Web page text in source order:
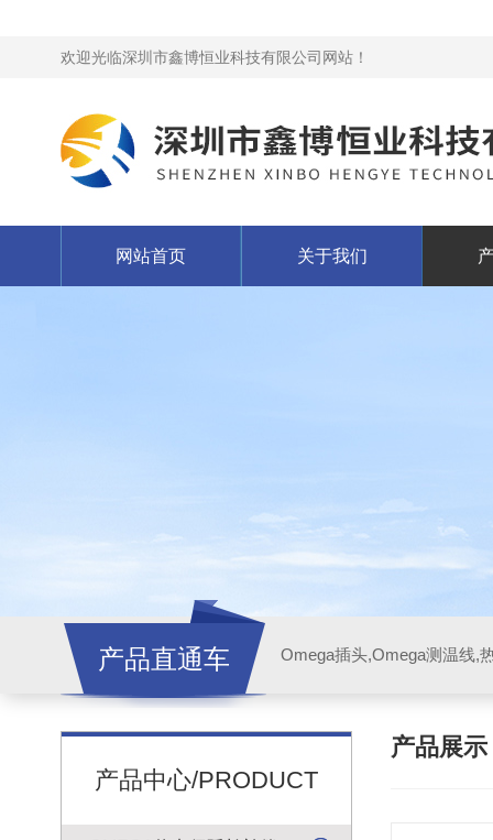
欢迎光临深圳市鑫博恒业科技有限公司网站！
网站首页 关于我们
产品直通车
产品中心/PRODUCT
产品展示